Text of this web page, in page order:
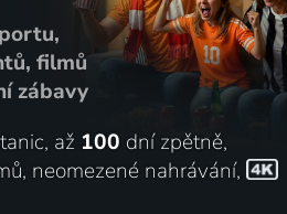
filmů
zábavy
až 100 dní zpětně,
, neomezené nahrávání,